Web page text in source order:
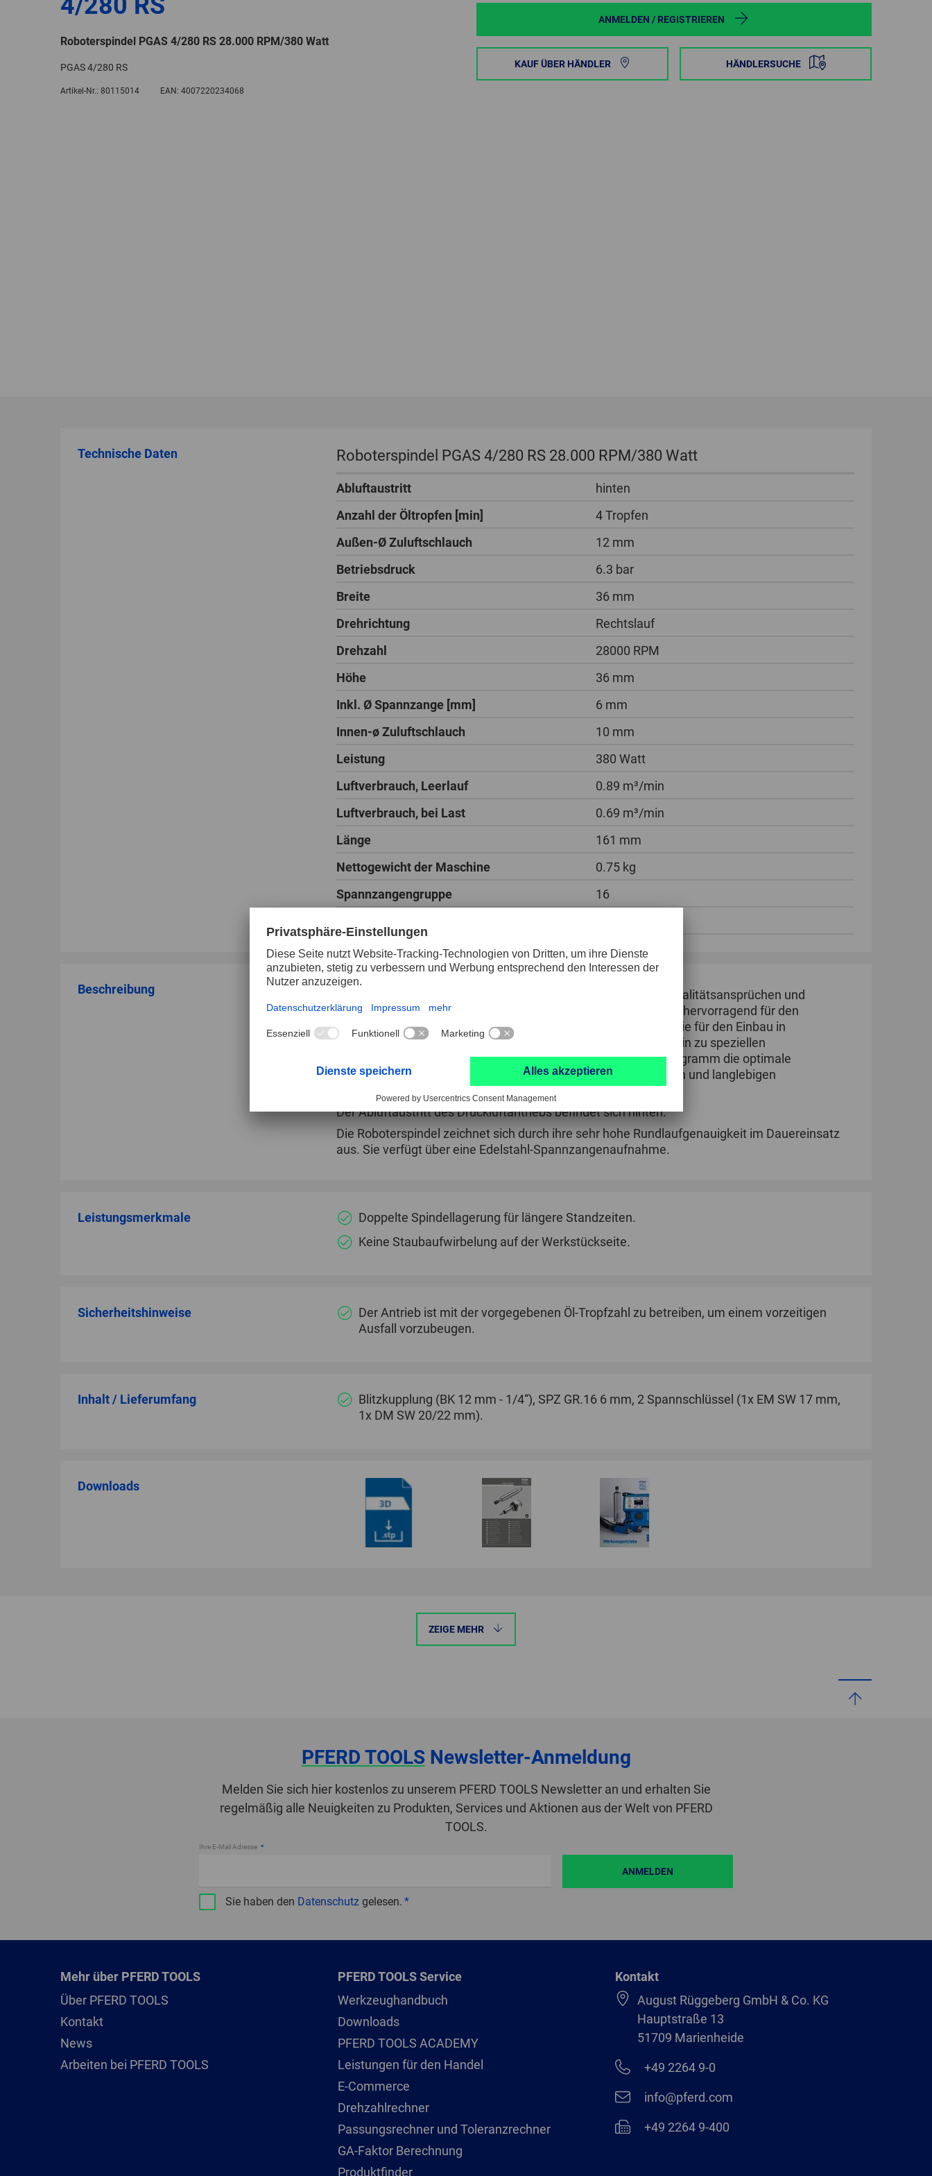
SPAIN
SWEDEN
Roboterspindel PGAS 4/280 RS 28.000 RPM/380 Watt
PGAS 4/280 RS
Artikel-Nr.: 80115014 EAN: 4007220234068
ANMELDEN / REGISTRIEREN
KAUF ÜBER HÄNDLER HÄNDLERSUCHE
Technische Daten Roboterspindel PGAS 4/280 RS 28.000 RPM/380 Watt
Abluftaustritt
hinten
Anzahl der Öltropfen [min]
4 Tropfen
Außen-Ø Zuluftschlauch
12 mm
Betriebsdruck
6.3 bar
Breite
36 mm
Drehrichtung
Rechtslauf
Drehzahl
28000 RPM
Höhe
36 mm
Inkl. Ø Spannzange [mm]
6 mm
Innen-ø Zuluftschlauch
10 mm
Leistung
380 Watt
Luftverbrauch, Leerlauf
0.89 m³/min
Luftverbrauch, bei Last
0.69 m³/min
Länge
161 mm
Nettogewicht der Maschine
0.75 kg
Spannzangengruppe
16
Beschreibung
Roboterspindeln von PFERD TOOLS sind nach den höchsten Qualitätsansprüchen und
neuesten technologischen Standards gefertigt und eignen sich hervorragend für den
stationären Einsatz in Roboterzellen, Werkzeugmaschinen sowie für den Einbau in
Transferstraßen. Von allgemeinen Bearbeitungsaufgaben bis hin zu speziellen
Anwendungsfällen bietet das umfangreiche PFERD TOOLS Programm die optimale
Kombination aus innovativen Werkzeugen und leistungsstarken und langlebigen
Roboterspindeln aus einer Hand.
Der Abluftaustritt des Druckluftantriebs befindet sich hinten.
Die Roboterspindel zeichnet sich durch ihre sehr hohe Rundlaufgenauigkeit im Dauereinsatz
aus. Sie verfügt über eine Edelstahl-Spannzangenaufnahme.
Leistungsmerkmale
Doppelte Spindellagerung für längere Standzeiten.
Keine Staubaufwirbelung auf der Werkstückseite.
Sicherheitshinweise
Der Antrieb ist mit der vorgegebenen Öl-Tropfzahl zu betreiben, um einem vorzeitigen
Ausfall vorzubeugen.
Inhalt / Lieferumfang
Blitzkupplung (BK 12 mm - 1/4“), SPZ GR.16 6 mm, 2 Spannschlüssel (1x EM SW 17 mm,
1x DM SW 20/22 mm).
Downloads
ZEIGE MEHR
PFERD TOOLSNewsletter-Anmeldung
Melden Sie sich hier kostenlos zu unserem PFERD TOOLS Newsletter an und erhalten Sie
regelmäßig alle Neuigkeiten zu Produkten, Services und Aktionen aus der Welt von PFERD
TOOLS.
Ihre E-Mail Adresse
Sie haben den Datenschutz gelesen.
ANMELDEN
Mehr über PFERD TOOLS
Über PFERD TOOLS
Kontakt
News
Arbeiten bei PFERD TOOLS
PFERD TOOLS Service
Werkzeughandbuch
Downloads
PFERD TOOLS ACADEMY
Leistungen für den Handel
E-Commerce
Drehzahlrechner
Passungsrechner und Toleranzrechner
GA-Faktor Berechnung
Produktfinder
Kontakt
August Rüggeberg GmbH & Co. KG
Hauptstraße 13
51709 Marienheide
+49 2264 9-0
info@pferd.com
+49 2264 9-400